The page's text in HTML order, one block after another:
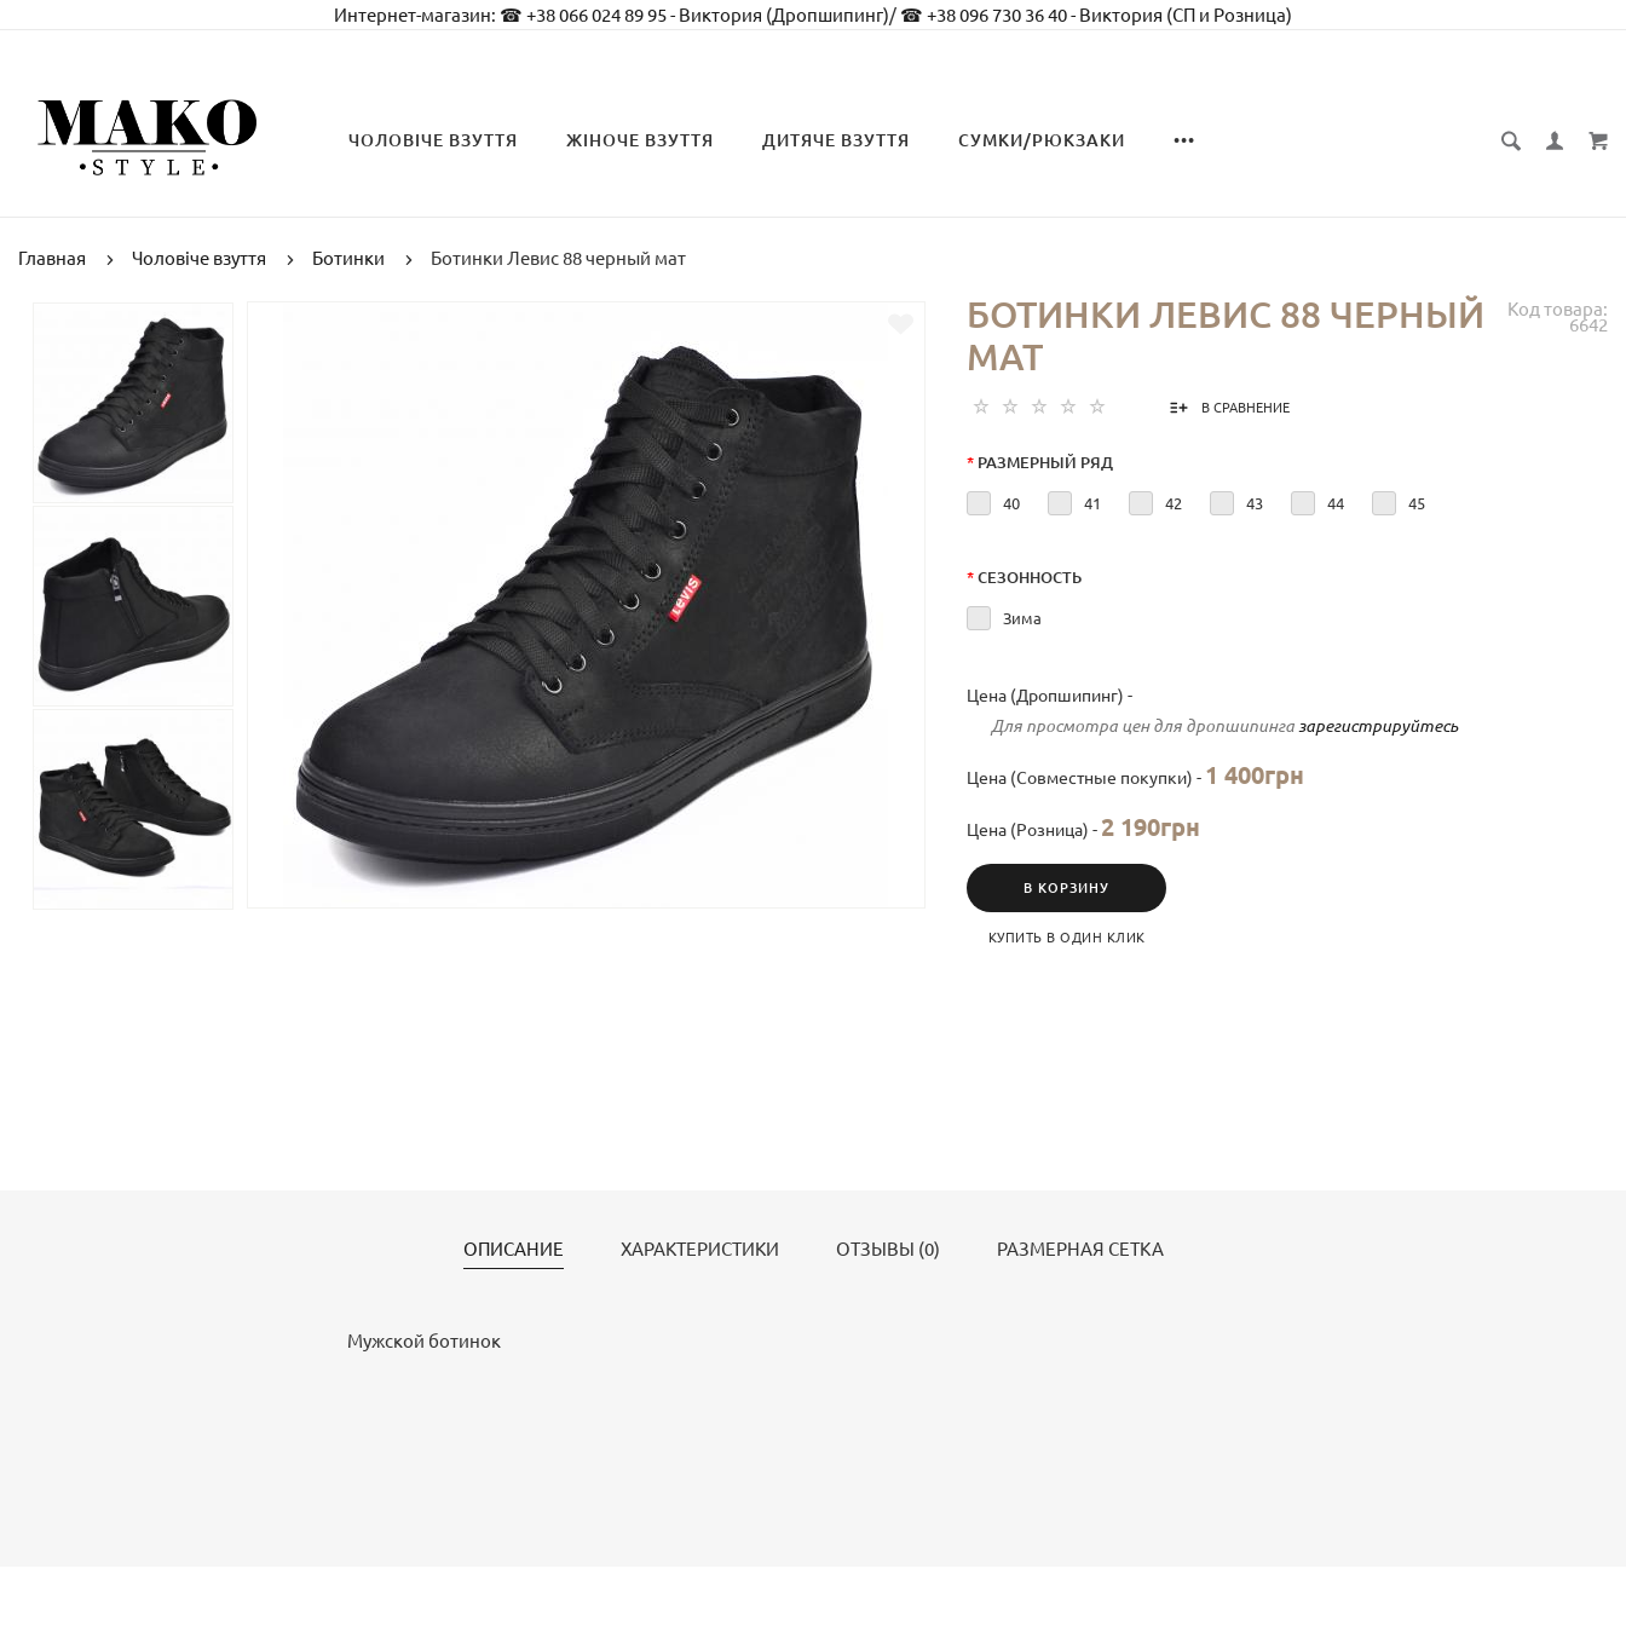
Интернет-магазин: ☎ +38 066 024 89 95 - Виктория (Дропшипинг)/ ☎ +38 096 730 36 40 - Виктория (СП и Розница)
ЧОЛОВІЧЕ ВЗУТТЯ ЖІНОЧЕ ВЗУТТЯ ДИТЯЧЕ ВЗУТТЯ СУМКИ/РЮКЗАКИ •••
Главная Чоловіче взуття Ботинки Ботинки Левис 88 черный мат
Код товара:
6642
БОТИНКИ ЛЕВИС 88 ЧЕРНЫЙ
МАТ
В СРАВНЕНИЕ
* РАЗМЕРНЫЙ РЯД
40 41 42 43 44 45
* СЕЗОННОСТЬ
Зима
Цена (Дропшипинг) -
Для просмотра цен для дропшипинга зарегистрируйтесь
Цена (Совместные покупки) - 1 400грн
Цена (Розница) - 2 190грн
В КОРЗИНУ
КУПИТЬ В ОДИН КЛИК
ОПИСАНИЕ ХАРАКТЕРИСТИКИ ОТЗЫВЫ (0) РАЗМЕРНАЯ СЕТКА
Мужской ботинок